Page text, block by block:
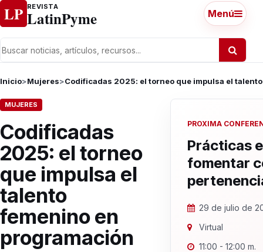
Ir al contenido
LP REVISTA
LatinPyme Menú
Inicio>Mujeres>Codificadas 2025: el torneo que impulsa el
MUJERES
Codificadas
2025: el torneo
que impulsa el
talento
femenino en
programación
PROXIMA
Prácticas
fomentar
29 de julio de
Virtual
11:00 - 12:00 m.